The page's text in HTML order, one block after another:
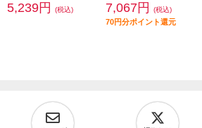
5,239円 (税込) 7,067円 (税込)
70円分ポイント還元